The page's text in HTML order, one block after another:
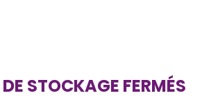
STOCKAGE FERMÉS